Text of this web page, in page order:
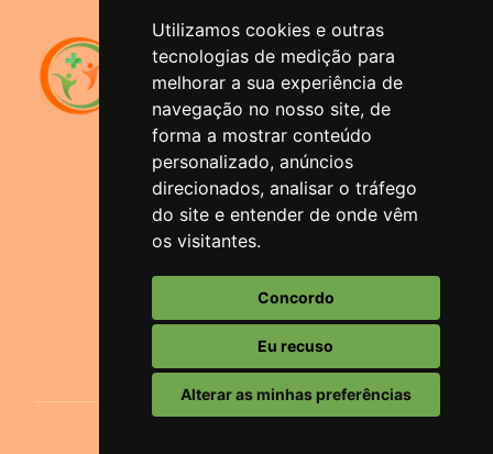
Utilizamos cookies e outras
tecnologias de medição para
melhorar a sua experiência de
navegação no nosso site, de
forma a mostrar conteúdo
personalizado, anúncios
direcionados, analisar o tráfego
do site e entender de onde vêm
os visitantes.
Concordo
Eu recuso
Alterar as minhas preferências
Sistema de Previdência
Municipal
Santana do Livramento
Rua Duque de Caxias, 1644
Bairro Centro - Santana do
Livramento/RS
Atendimento
(55) 3242-1966 ou (55) 3241-5074
13hs.